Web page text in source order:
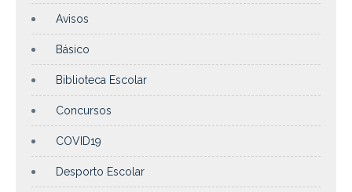
Avisos
Básico
Biblioteca Escolar
Concursos
COVID19
Desporto Escolar